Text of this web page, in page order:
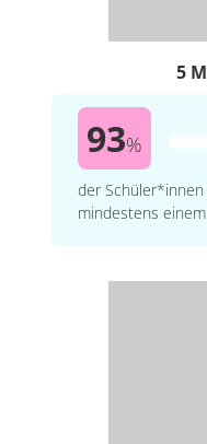
5
93%
der
mindestens